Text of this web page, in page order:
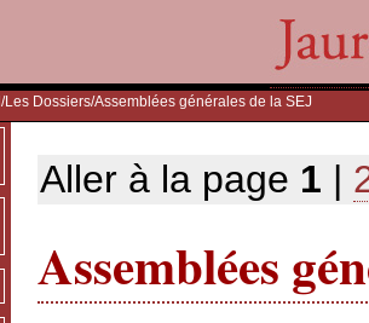
/Les Dossiers/Assemblées générales de la SEJ
Aller à la page 1 |
Assemblées